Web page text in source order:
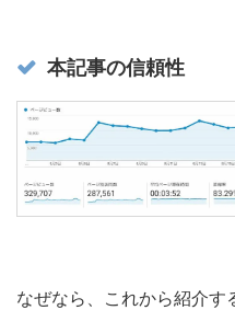
本記事の信頼性
なぜなら、これから紹介す